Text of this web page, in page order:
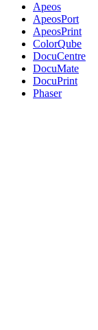
Apeos
ApeosPort
ApeosPrint
ColorQube
DocuCentre
DocuMate
DocuPrint
Phaser